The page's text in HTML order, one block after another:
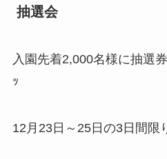
抽選会
入園先着2,000名様に抽選
ｯ
12月23日～25日の3日間限